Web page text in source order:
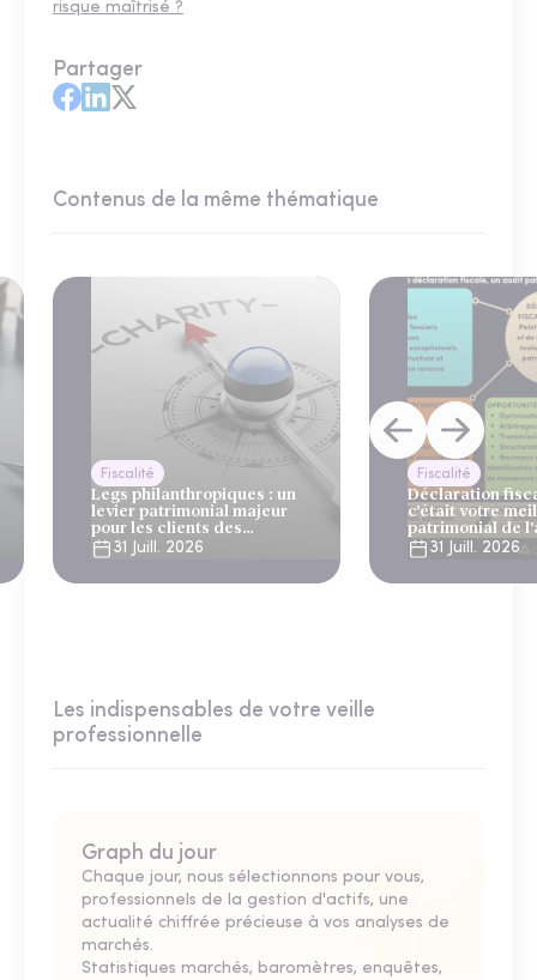
risque maîtrisé ?
Partager
Contenus de la même thématique
Fiscalité
Legs philanthropiques : un
levier patrimonial majeur
pour les clients des
gestionnaires de patrimoine
et des banques privées
31 Juill. 2026
Fiscalité
Déclaration
c'était votre
patrimonial de
31 Juill. 2026
Les indispensables de votre veille
professionnelle
Graph du jour
Chaque jour, nous sélectionnons pour vous,
professionnels de la gestion d'actifs, une
actualité chiffrée précieuse à vos analyses de
marchés.
Statistiques marchés, baromètres, enquêtes,